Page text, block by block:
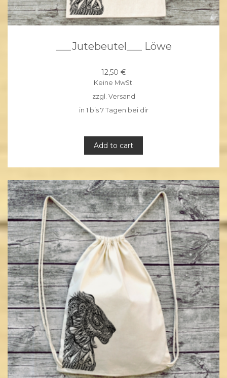
___Jutebeutel___ Löwe
12,50 €
Keine MwSt.
zzgl. Versand
in 1 bis 7 Tagen bei dir
Add to cart